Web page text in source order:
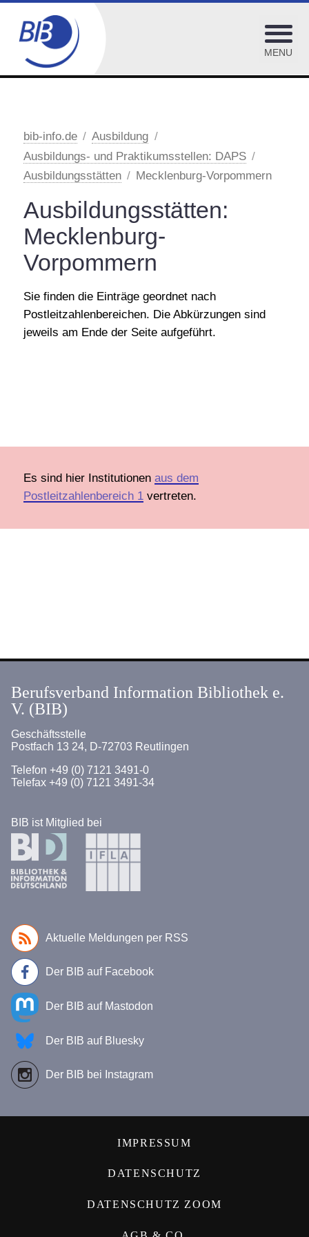
Ausbildungsstätten
Baden-Württemberg
Bayern
Berlin
Brandenburg
Bremen
Hessen
Mecklenburg-Vorpommern
Sachsen
Schleswig-Holstein
geografischer Index
Ausbildungsgänge
Berufsbilder
Mein Job Bibliothek
Innovationsforum
Kommission für Ausbildung, Studium +
bib-info.de
Ausbildung
Ausbildungs- und Praktikumsstellen: DAPS
Ausbildungsstätten
Mecklenburg-Vorpommern
Ausbildungsstätten:
Mecklenburg-
Vorpommern
Sie finden die Einträge geordnet nach
Postleitzahlenbereichen. Die Abkürzungen sind
jeweils am Ende der Seite aufgeführt.
Es sind hier Institutionen aus dem
Postleitzahlenbereich 1vertreten.
IMPRESSUM
DATENSCHUTZ
DATENSCHUTZ ZOOM
BIB ist Mitglied bei
Berufsverband Information Bibliothek e.
V. (BIB)
Geschäftsstelle
Postfach 13 24, D-72703 Reutlingen
Telefon +49 (0) 7121 3491-0
Telefax +49 (0) 7121 3491-34
Aktuelle Meldungen per RSS
Der BIB auf Facebook
Der BIB auf Mastodon
Der BIB auf Bluesky
Der BIB bei Instagram
MENU